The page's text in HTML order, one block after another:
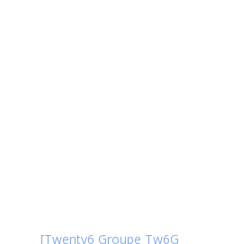
[Twenty6 Groupe Tw6G